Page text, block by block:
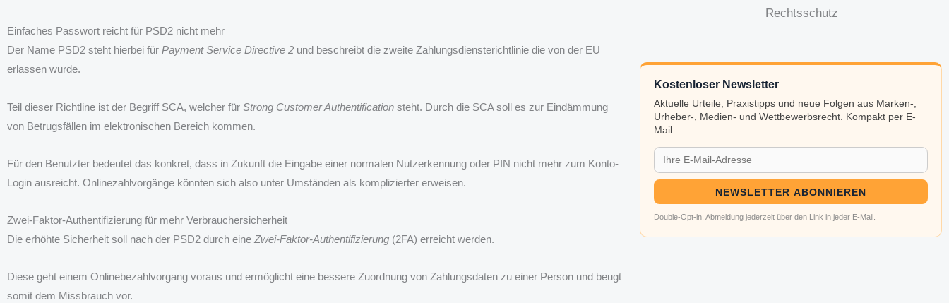
Einfaches Passwort reicht für PSD2 nicht mehr
Der Name PSD2 steht hierbei für Payment Service Directive 2 und beschreibt die zweite Zahlungsdiensterichtlinie die von der EU
erlassen wurde.
Teil dieser Richtline ist der Begriff SCA, welcher für Strong Customer Authentification steht. Durch die SCA soll es zur Eindämmung
von Betrugsfällen im elektronischen Bereich kommen.
Für den Benutzter bedeutet das konkret, dass in Zukunft die Eingabe einer normalen Nutzerkennung oder PIN nicht mehr zum Konto-
Login ausreicht. Onlinezahlvorgänge könnten sich also unter Umständen als komplizierter erweisen.
Zwei-Faktor-Authentifizierung für mehr Verbrauchersicherheit
Die erhöhte Sicherheit soll nach der PSD2 durch eine Zwei-Faktor-Authentifizierung (2FA) erreicht werden.
Diese geht einem Onlinebezahlvorgang voraus und ermöglicht eine bessere Zuordnung von Zahlungsdaten zu einer Person und beugt
somit dem Missbrauch vor.
Rechtsschutz
Kostenloser Newsletter
Aktuelle Urteile, Praxistipps und neue Folgen aus Marken-,
Urheber-, Medien- und Wettbewerbsrecht. Kompakt per E-
Mail.
NEWSLETTER ABONNIEREN
Double-Opt-in. Abmeldung jederzeit über den Link in jeder E-Mail.